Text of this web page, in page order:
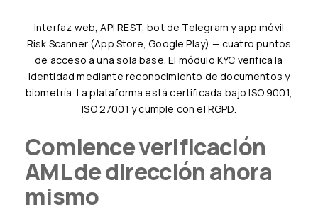
Interfaz web, API REST, bot de Telegram y app móvil
Risk Scanner (App Store, Google Play) — cuatro puntos
de acceso a una sola base. El módulo KYC verifica la
identidad mediante reconocimiento de documentos y
biometría. La plataforma está certificada bajo ISO 9001,
ISO 27001 y cumple con el RGPD.
Comience verificación
AML de dirección ahora
mismo